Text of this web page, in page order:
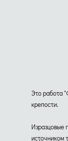
Это работа
крепости.
Изразцовые
источником